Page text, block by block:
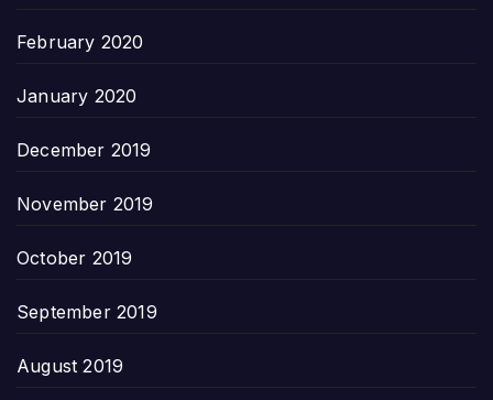
February 2020
January 2020
December 2019
November 2019
October 2019
September 2019
August 2019